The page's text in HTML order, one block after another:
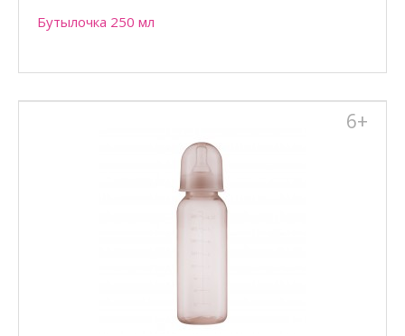
Бутылочка 250 мл
Бутылочка 250 мл
6+